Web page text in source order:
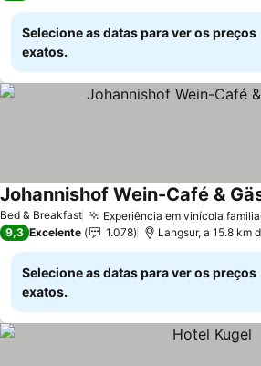
Selecione as datas para ver os preços
exatos.
Bed & Breakfast Experiência em vinícola
Johannishof Wein-Café &
9,3 Excelente 1.078 Langsur, a 15.8 km
Selecione as datas para ver os preços
exatos.